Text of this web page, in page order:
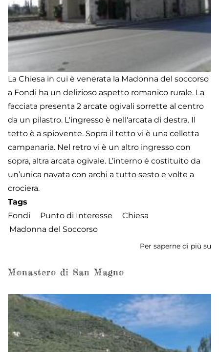
La Chiesa in cui è venerata la Madonna del soccorso
a Fondi ha un delizioso aspetto romanico rurale. La
facciata presenta 2 arcate ogivali sorrette al centro
da un pilastro. L'ingresso è nell'arcata di destra. Il
tetto è a spiovente. Sopra il tetto vi è una celletta
campanaria. Nel retro vi è un altro ingresso con
sopra, altra arcata ogivale. L’interno é costituito da
un’unica navata con archi a tutto sesto e volte a
crociera.
Tags
Fondi
Punto di Interesse
Chiesa
Madonna del Soccorso
Per saperne di più su
Monastero di San Magno